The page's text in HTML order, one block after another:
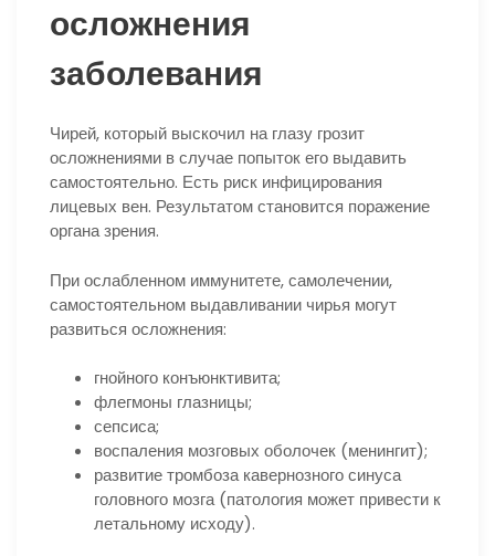
осложнения
заболевания
Чирей, который выскочил на глазу грозит
осложнениями в случае попыток его выдавить
самостоятельно. Есть риск инфицирования
лицевых вен. Результатом становится поражение
органа зрения.
При ослабленном иммунитете, самолечении,
самостоятельном выдавливании чирья могут
развиться осложнения:
гнойного конъюнктивита;
флегмоны глазницы;
сепсиса;
воспаления мозговых оболочек (менингит);
развитие тромбоза кавернозного синуса
головного мозга (патология может привести к
летальному исходу).